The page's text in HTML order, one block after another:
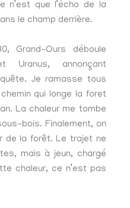
n’est que l’écho de la
le champ derrière.
Grand-Ours déboule
annonçant
Je ramasse tous
qui longe la foret
La chaleur me tombe
bois. Finalement, on
de la forêt. Le trajet ne
mais à jeun, chargé
chaleur, ce n’est pas